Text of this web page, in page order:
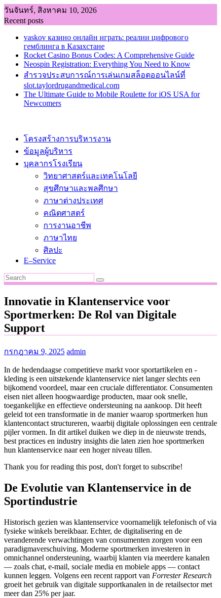
Skip
to
content
วันจันทร์, สิงหาคม 10, 2026
Recent posts
vaskov казино онлайн играть: реалии цифрового
гемблинга в Казахстане
Rocket Casino Bonus Codes: A Comprehensive Guide
Neospin Registration: Everything You Need to Know
สำรวจประสบการณ์การเล่นเกมสล็อตออนไลน์ที่
slot.taylordrugandmedical.com
The Ultimate Guide to Mobile Roulette for iOS USA for
Newcomers
โครงสร้างการบริหารงาน
ข้อมูลผู้บริหาร
บุคลากรโรงเรียน
วิทยาศาสตร์และเทคโนโลยี
สุขศึกษาและพลศึกษา
ภาษาต่างประเทศ
คณิตศาสตร์
การงานอาชีพ
ภาษาไทย
ศิลปะ
E–Service
Innovatie in Klantenservice voor
Sportmerken: De Rol van Digitale
Support
กรกฎาคม 9, 2025 admin
In de hedendaagse competitieve markt voor sportartikelen en -
kleding is een uitstekende klantenservice niet langer slechts een
bijkomend voordeel, maar een cruciale differentiator. Consumenten
eisen niet alleen hoogwaardige producten, maar ook snelle,
toegankelijke en effectieve ondersteuning na aankoop. Dit heeft
geleid tot een transformatie in de manier waarop sportmerken hun
klantencontact structureren, waarbij digitale oplossingen een centrale
pijler vormen. In dit artikel duiken we diep in de nieuwste trends,
best practices en industry insights die laten zien hoe sportmerken
hun klantenservice naar een hoger niveau tillen.
Thank you for reading this post, don't forget to subscribe!
De Evolutie van Klantenservice in de
Sportindustrie
Historisch gezien was klantenservice voornamelijk telefonisch of via
fysieke winkels bereikbaar. Echter, de digitalisering en de
veranderende verwachtingen van consumenten zorgen voor een
paradigmaverschuiving. Moderne sportmerken investeren in
omnichannel ondersteuning, waarbij klanten via meerdere kanalen
— zoals chat, e-mail, sociale media en mobiele apps — contact
kunnen leggen. Volgens een recent rapport van Forrester Research
groeit het gebruik van digitale supportkanalen in de retailsector met
meer dan 25% per jaar.